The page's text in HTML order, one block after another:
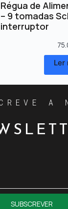
Régua de
– 9 tomadas
interruptor
Ler
A
SUBSCREVER